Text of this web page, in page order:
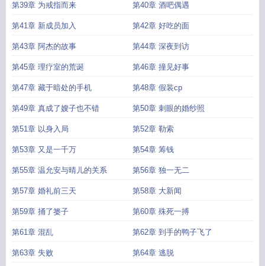
第39章 为戒指而来 第40章 酒吧偶遇
第41章 新成员加入 第42章 好吃的面
第43章 阿杰的故事 第44章 深夜到访
第45章 理疗室的荒诞 第46章 撞见好事
第47章 藏于暗处的手机 第48章 假装cp
第49章 真成了嫂子也不错 第50章 刺眼的婚纱照
第51章 以身入局 第52章 勒索
第53章 又是一千万 第54章 筹钱
第55章 温允安与晴儿的关系 第56章 独一无二
第57章 婚礼前三天 第58章 大新闻
第59章 捅了篓子 第60章 殊死一搏
第61章 混乱 第62章 到手的鸭子飞了
第63章 失败 第64章 逃脱